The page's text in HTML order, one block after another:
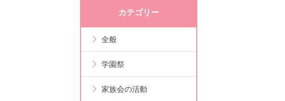
カテゴリー
全般
学園祭
家族会の活動